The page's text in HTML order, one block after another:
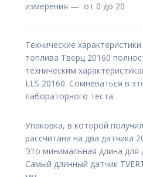
измерения — от 0 до 20
Технические
топлива Тверц 20160
техническим
LLS 20160. Сомневаться в
лабораторного теста.
Упаковка, в которой
рассчитана на два датчика
Это минимальная длина для
Самый длинный датчик